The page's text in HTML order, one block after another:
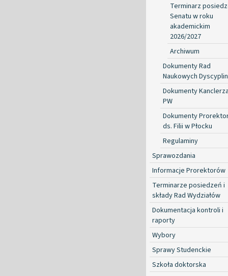
Terminarz
Senatu w roku
akademickim
2026/2027
Archiwum
Dokumenty Rad
Naukowych Dyscyplin
Dokumenty
PW
Dokumenty
ds. Filii w Płocku
Regulaminy
Sprawozdania
Informacje Prorektorów
Terminarze posiedzeń i
składy Rad Wydziałów
Dokumentacja kontroli i
raporty
Wybory
Sprawy Studenckie
Szkoła doktorska